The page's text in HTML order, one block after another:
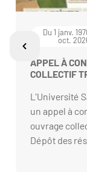
Du 1 janv.
oct.
APPEL À
COLLECTIF
L'Université
un appel à
ouvrage
Dépôt des